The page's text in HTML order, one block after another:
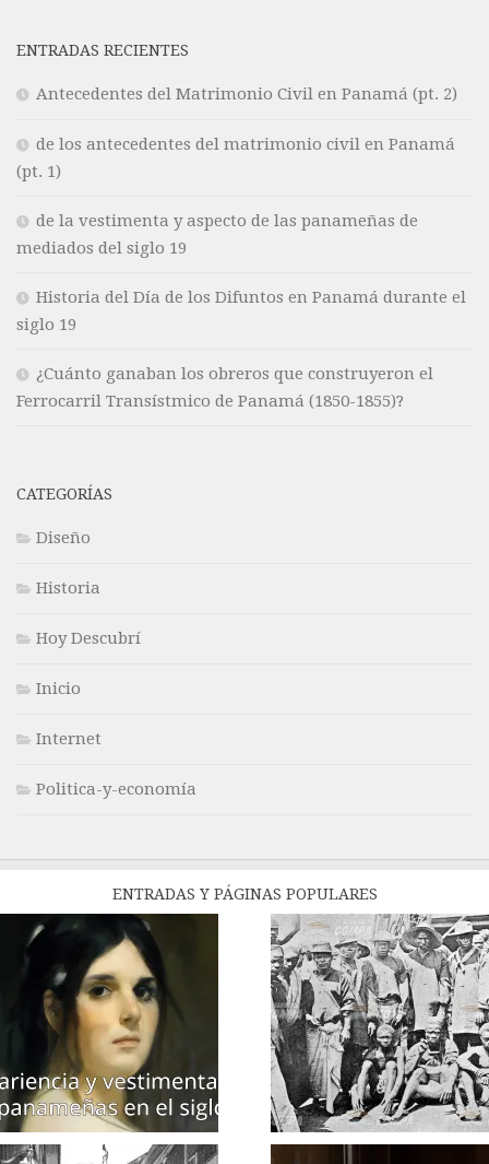
ENTRADAS RECIENTES
Antecedentes del Matrimonio Civil en Panamá (pt. 2)
de los antecedentes del matrimonio civil en Panamá
(pt. 1)
de la vestimenta y aspecto de las panameñas de
mediados del siglo 19
Historia del Día de los Difuntos en Panamá durante el
siglo 19
¿Cuánto ganaban los obreros que construyeron el
Ferrocarril Transístmico de Panamá (1850-1855)?
CATEGORÍAS
Diseño
Historia
Hoy Descubrí
Inicio
Internet
Politica-y-economía
ENTRADAS Y PÁGINAS POPULARES